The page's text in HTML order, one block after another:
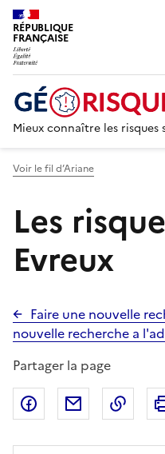
RÉPUBLIQUE
FRANÇAISE
Mieux connaître les
Voir le fil d’Ariane
Les
Evreux
Faire une nouvelle
nouvelle recherche a
Partager la page
Partager surPartager par